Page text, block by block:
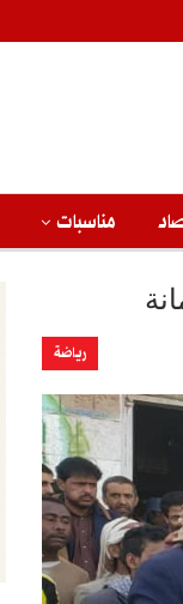
مناسبات
رياضة